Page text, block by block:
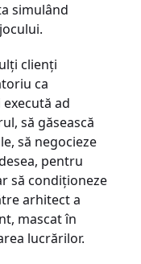
simulând
clienți
ca
ad
să găsească
să negocieze
pentru
să condiționeze
arhitect a
mascat în
lucrărilor.